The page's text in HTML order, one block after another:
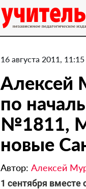
16 августа 2011, 11:15
Алексей
по
№1811,
новые
Автор: Алексей
1 сентября вместе